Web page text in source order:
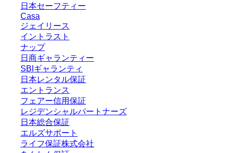
日本セーフティー
Casa
ジェイリース
イントラスト
ナップ
日商ギャランティー
SBIギャランティ
日本レンタル保証
エントランス
フェアー信用保証
レジデンシャルパートナーズ
日本総合保証
エルズサポート
ライフ保証株式会社